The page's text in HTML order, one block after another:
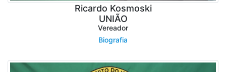
Ricardo Kosmoski
UNIÃO
Vereador
Biografia